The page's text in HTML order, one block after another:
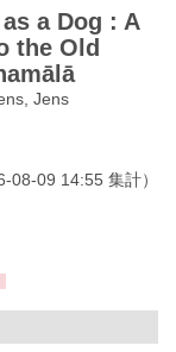
a Dog : A
the Old
Jens
08-09 14:55 集計）